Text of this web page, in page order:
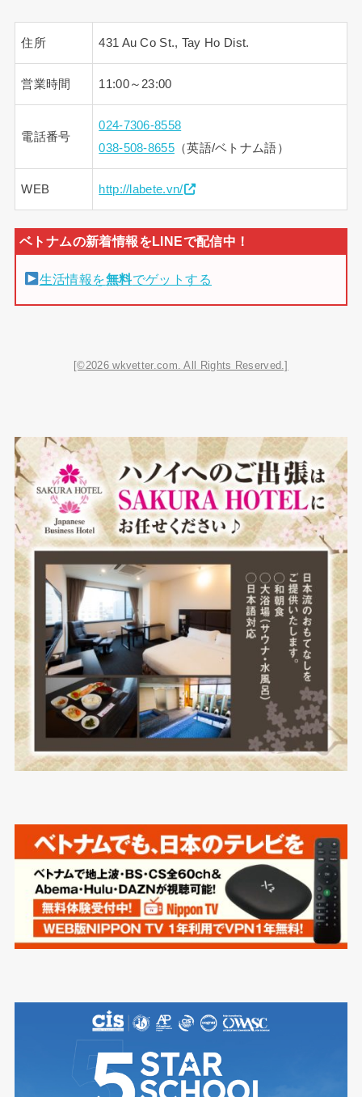
住所 431 Au Co St., Tay Ho Dist.
営業時間 11:00～23:00
電話番号
024-7306-8558
038-508-8655（英語/ベトナム語）
WEB http://labete.vn/
生活情報を無料でゲットする
[©2026 wkvetter.com. All Rights Reserved.]